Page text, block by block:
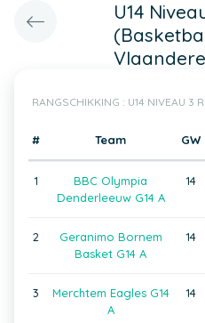
U14
RANGSCHIKKING : U14 NIVEAU 3
# Team GW
1
BBC Olympia
Denderleeuw G14 A
14
2
Geranimo Bornem
Basket G14 A
14
3
Merchtem Eagles G14
A
14